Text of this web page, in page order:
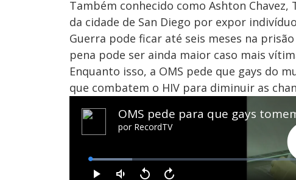
Também conhecido como Ashton
da cidade de San Diego por expor
Guerra pode ficar até seis meses na
pena pode ser ainda maior caso mais
Enquanto isso, a OMS pede que gays do
que combatem o HIV para diminuir as